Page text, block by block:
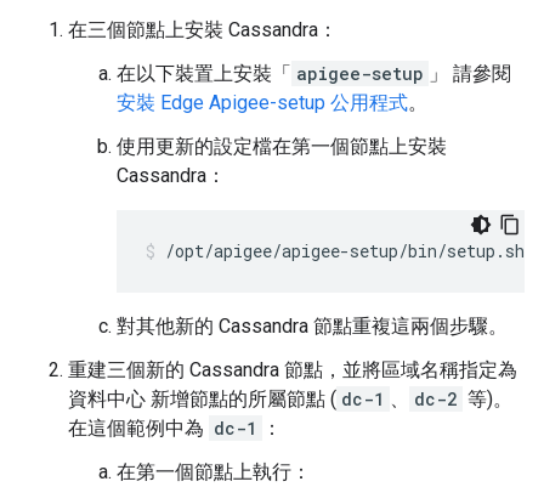
在三個節點上安裝 Cassandra：
在以下裝置上安裝「 apigee-setup 」 請參閱
安裝 Edge Apigee-setup 公用程式。
使用更新的設定檔在第一個節點上安裝
Cassandra：
/opt/apigee/apigee-setup/bin/
對其他新的 Cassandra 節點重複這兩個步驟。
重建三個新的 Cassandra 節點，並將區域名稱指定為
資料中心 新增節點的所屬節點 ( dc-1 、 dc-2 等)。
在這個範例中為 dc-1
：
在第一個節點上執行：